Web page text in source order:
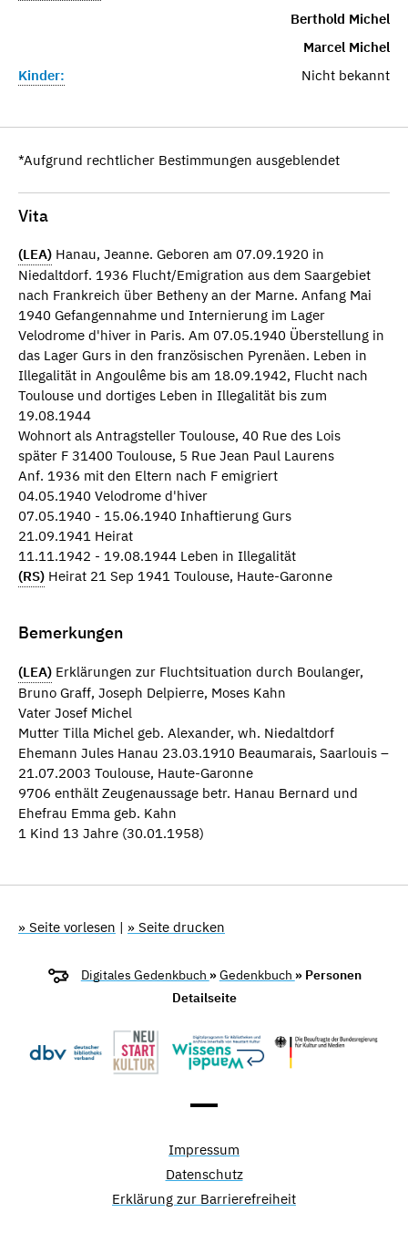
Berthold Michel
Marcel Michel
Kinder:
Nicht bekannt
*Aufgrund rechtlicher Bestimmungen ausgeblendet
Vita
(LEA) Hanau, Jeanne. Geboren am 07.09.1920 in
Niedaltdorf. 1936 Flucht/Emigration aus dem Saargebiet
nach Frankreich über Betheny an der Marne. Anfang Mai
1940 Gefangennahme und Internierung im Lager
Velodrome d'hiver in Paris. Am 07.05.1940 Überstellung in
das Lager Gurs in den französischen Pyrenäen. Leben in
Illegalität in Angoulême bis am 18.09.1942, Flucht nach
Toulouse und dortiges Leben in Illegalität bis zum
19.08.1944
Wohnort als Antragsteller Toulouse, 40 Rue des Lois
später F 31400 Toulouse, 5 Rue Jean Paul Laurens
Anf. 1936 mit den Eltern nach F emigriert
04.05.1940 Velodrome d'hiver
07.05.1940 - 15.06.1940 Inhaftierung Gurs
21.09.1941 Heirat
11.11.1942 - 19.08.1944 Leben in Illegalität
(RS) Heirat 21 Sep 1941 Toulouse, Haute-Garonne
Bemerkungen
(LEA) Erklärungen zur Fluchtsituation durch Boulanger,
Bruno Graff, Joseph Delpierre, Moses Kahn
Vater Josef Michel
Mutter Tilla Michel geb. Alexander, wh. Niedaltdorf
Ehemann Jules Hanau 23.03.1910 Beaumarais, Saarlouis –
21.07.2003 Toulouse, Haute-Garonne
9706 enthält Zeugenaussage betr. Hanau Bernard und
Ehefrau Emma geb. Kahn
1 Kind 13 Jahre (30.01.1958)
» Seite vorlesen | » Seite drucken
Digitales Gedenkbuch »Gedenkbuch » Personen
Detailseite
Impressum
Datenschutz
Erklärung zur Barrierefreiheit